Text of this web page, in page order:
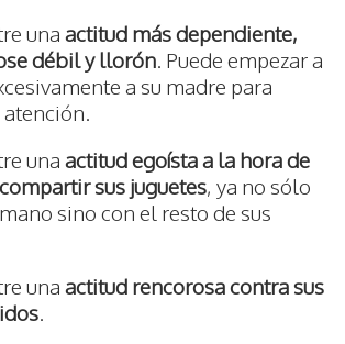
una actitud más dependiente,
débil y llorón. Puede empezar a
a su madre para
una actitud egoísta a la hora de
sus juguetes, ya no sólo
sino con el resto de sus
una actitud rencorosa contra sus
.